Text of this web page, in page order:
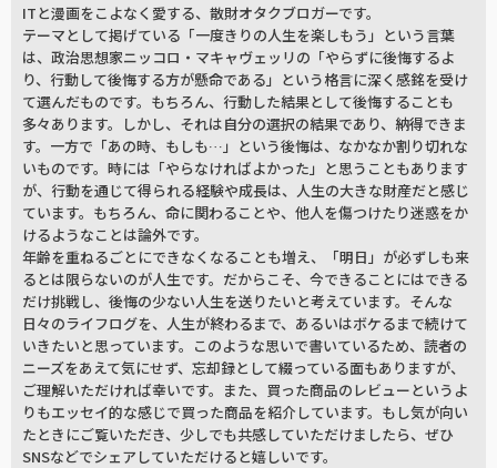
ITと漫画をこよなく愛する、散財オタクブロガーです。
テーマとして掲げている「一度きりの人生を楽しもう」という言葉
は、政治思想家ニッコロ・マキャヴェッリの「やらずに後悔するよ
り、行動して後悔する方が懸命である」という格言に深く感銘を受け
て選んだものです。もちろん、行動した結果として後悔することも
多々あります。しかし、それは自分の選択の結果であり、納得できま
す。一方で「あの時、もしも…」という後悔は、なかなか割り切れな
いものです。時には「やらなければよかった」と思うこともあります
が、行動を通じて得られる経験や成長は、人生の大きな財産だと感じ
ています。もちろん、命に関わることや、他人を傷つけたり迷惑をか
けるようなことは論外です。
年齢を重ねるごとにできなくなることも増え、「明日」が必ずしも来
るとは限らないのが人生です。だからこそ、今できることにはできる
だけ挑戦し、後悔の少ない人生を送りたいと考えています。そんな
日々のライフログを、人生が終わるまで、あるいはボケるまで続けて
いきたいと思っています。このような思いで書いているため、読者の
ニーズをあえて気にせず、忘却録として綴っている面もありますが、
ご理解いただければ幸いです。また、買った商品のレビューというよ
りもエッセイ的な感じで買った商品を紹介しています。もし気が向い
たときにご覧いただき、少しでも共感していただけましたら、ぜひ
SNSなどでシェアしていただけると嬉しいです。